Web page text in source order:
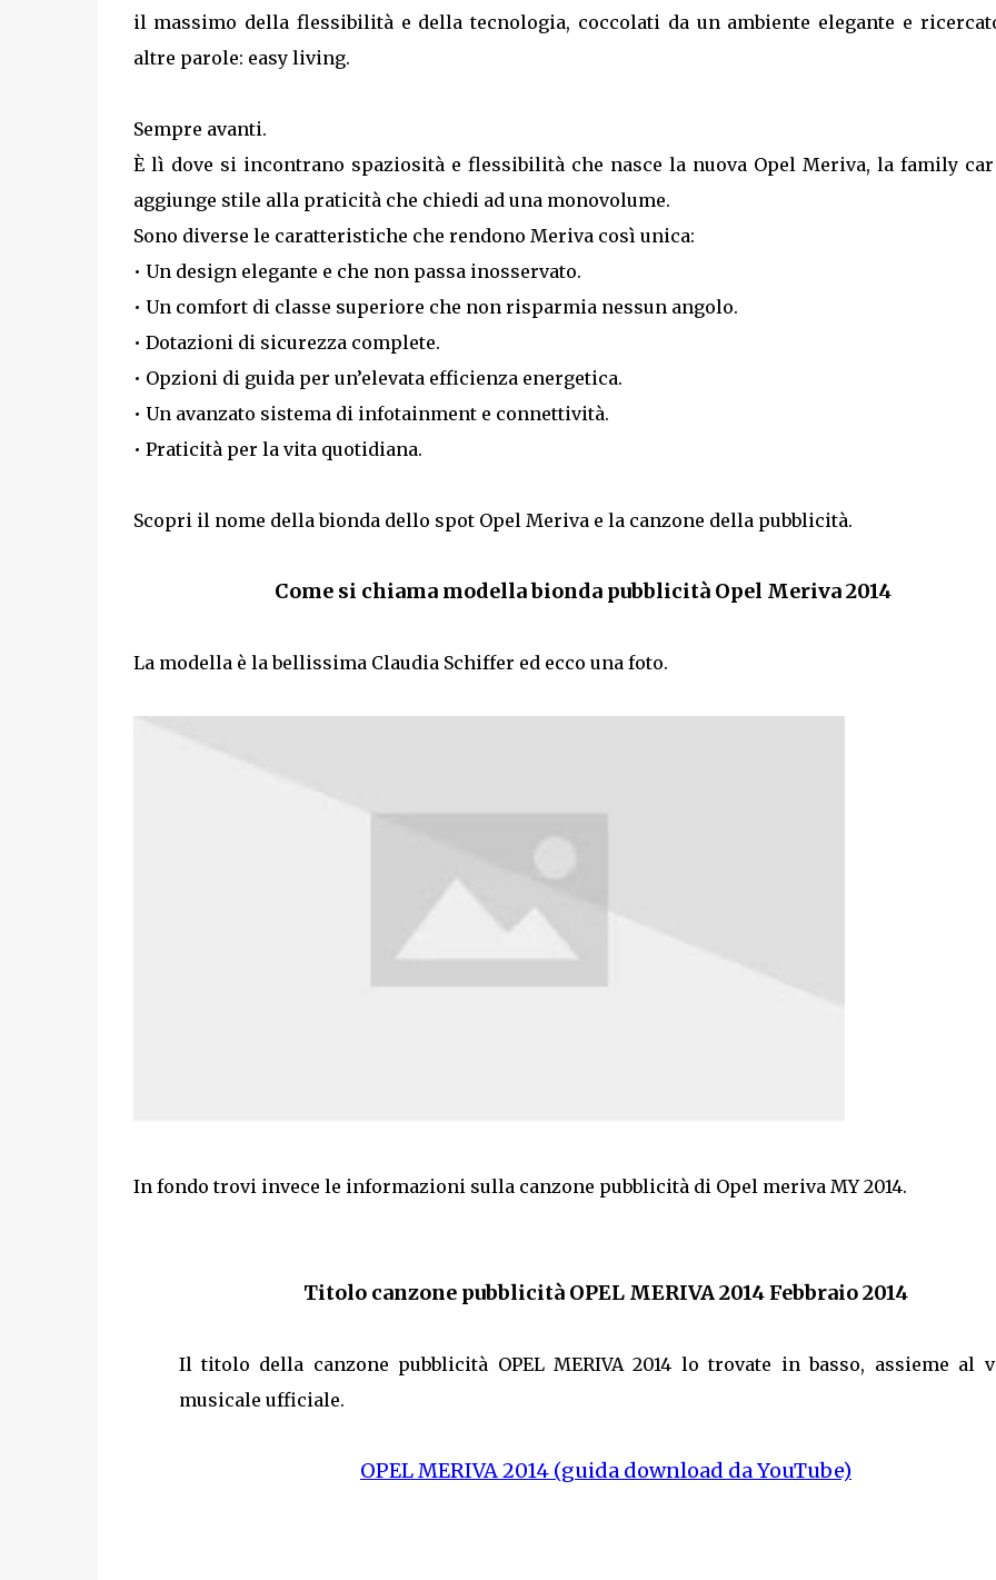
il massimo della flessibilità e della tecnologia, coccolati da un ambiente elegante e
altre parole: easy living.
Sempre avanti.
È lì dove si incontrano spaziosità e flessibilità che nasce la nuova Opel Meriva, la family
aggiunge stile alla praticità che chiedi ad una monovolume.
Sono diverse le caratteristiche che rendono Meriva così unica:
• Un design elegante e che non passa inosservato.
• Un comfort di classe superiore che non risparmia nessun angolo.
• Dotazioni di sicurezza complete.
• Opzioni di guida per un’elevata efficienza energetica.
• Un avanzato sistema di infotainment e connettività.
• Praticità per la vita quotidiana.
Scopri il nome della bionda dello spot Opel Meriva e la canzone della pubblicità.
Come si chiama modella bionda pubblicità Opel Meriva 2014
La modella è la bellissima Claudia Schiffer ed ecco una foto.
In fondo trovi invece le informazioni sulla canzone pubblicità di Opel meriva MY 2014.
Titolo canzone pubblicità OPEL MERIVA 2014 Febbraio 2014
Il titolo della canzone pubblicità OPEL MERIVA 2014 lo trovate in basso, assieme al
musicale ufficiale.
OPEL MERIVA 2014 (guida download da YouTube)